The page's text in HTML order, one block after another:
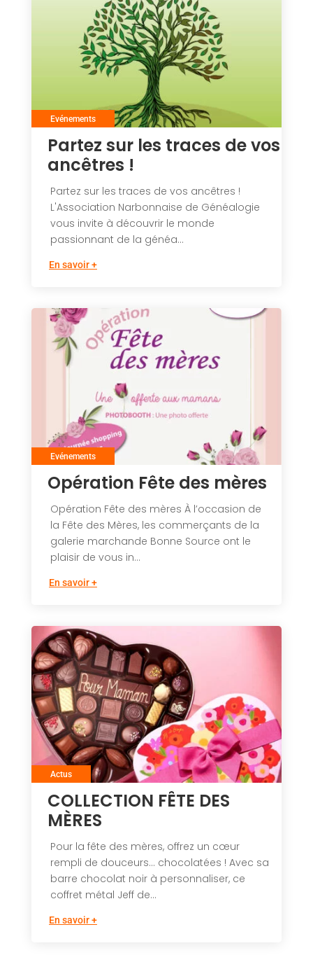
Evénements
Partez sur les traces de vos
ancêtres !
Partez sur les traces de vos ancêtres !
L'Association Narbonnaise de Généalogie
vous invite à découvrir le monde
passionnant de la généa...
En savoir +
Evénements
Opération Fête des mères
Opération Fête des mères À l’occasion de
la Fête des Mères, les commerçants de la
galerie marchande Bonne Source ont le
plaisir de vous in...
En savoir +
Actus
COLLECTION FÊTE DES
MÈRES
Pour la fête des mères, offrez un cœur
rempli de douceurs… chocolatées ! Avec sa
barre chocolat noir à personnaliser, ce
coffret métal Jeff de...
En savoir +